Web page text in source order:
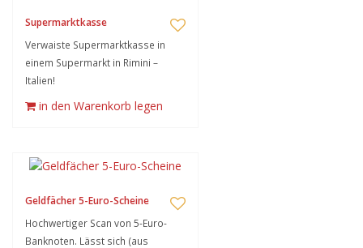
Supermarktkasse
Verwaiste Supermarktkasse in
einem Supermarkt in Rimini –
Italien!
in den Warenkorb legen
Geldfächer 5-Euro-Scheine
Hochwertiger Scan von 5-Euro-
Banknoten. Lässt sich (aus